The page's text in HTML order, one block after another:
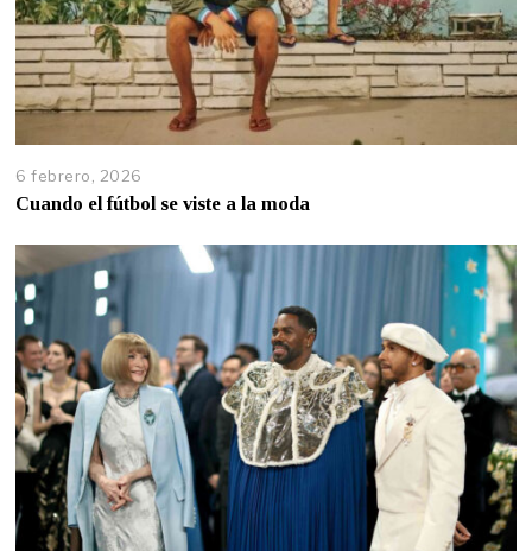
6 febrero, 2026
Cuando el fútbol se viste a la moda